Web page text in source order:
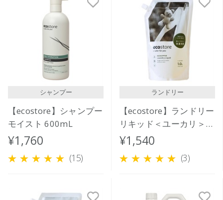
シャンプー
【ecostore】シャンプー
モイスト 600mL
¥1,760
(15)
ランドリー
【ecostore】ランドリー
リキッド＜ユーカリ＞リ
フィルパック1L
¥1,540
(3)